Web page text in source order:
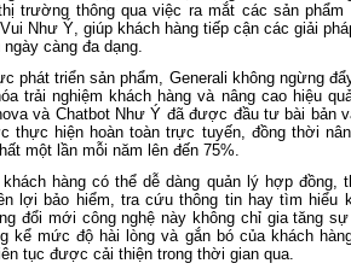
trường thông qua việc ra mắt các sản
Như Ý, giúp khách hàng tiếp cận các giải
càng đa dạng.
phát triển sản phẩm, Generali không ngừng
trải nghiệm khách hàng và nâng cao hiệu
và Chatbot Như Ý đã được đầu tư bài bản
thực hiện hoàn toàn trực tuyến, đồng thời
một lần mỗi năm lên đến 75%.
hàng có thể dễ dàng quản lý hợp đồng,
lợi bảo hiểm, tra cứu thông tin hay tìm hiểu
đổi mới công nghệ này không chỉ gia tăng
kể mức độ hài lòng và gắn bó của khách
tục được cải thiện trong thời gian qua.